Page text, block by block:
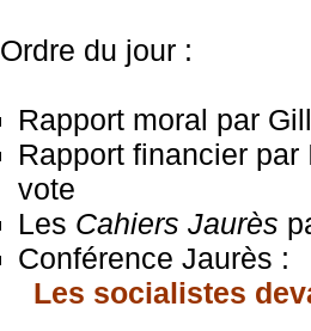
Ordre du jour :
Rapport moral par
Rapport financier
vote
Les Cahiers Jaurès
Conférence Jaurès :
Les socialistes